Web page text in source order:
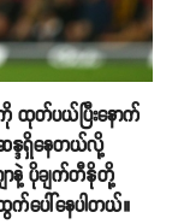
ထုတ်ပယ်ပြီးနောက်
န္ဒရှိနေတယ်လို့
နဲ့ ပိုချက်တီနိုတို့
ေါ်နေပါတယ်။